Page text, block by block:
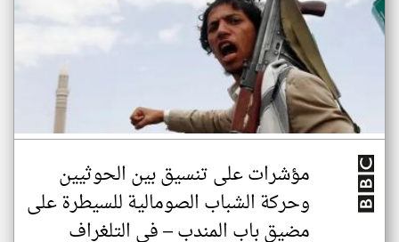
مؤشرات على تنسيق بين الحوثيين
وحركة الشباب الصومالية للسيطرة على
مضيق باب المندب – في التلغراف